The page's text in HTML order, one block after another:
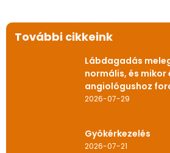
További cikkeink
Lábdagadás
normális, és mikor
angiológushoz
2026-07-29
Gyökérkezelés
2026-07-21